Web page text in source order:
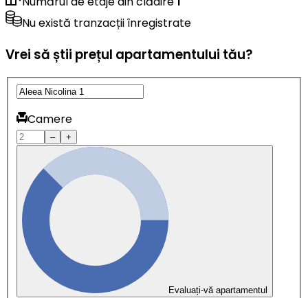
Nu există tranzacții înregistrate
Vrei să știi prețul apartamentului tău?
Camere
– +
Evaluați-vă apartamentul